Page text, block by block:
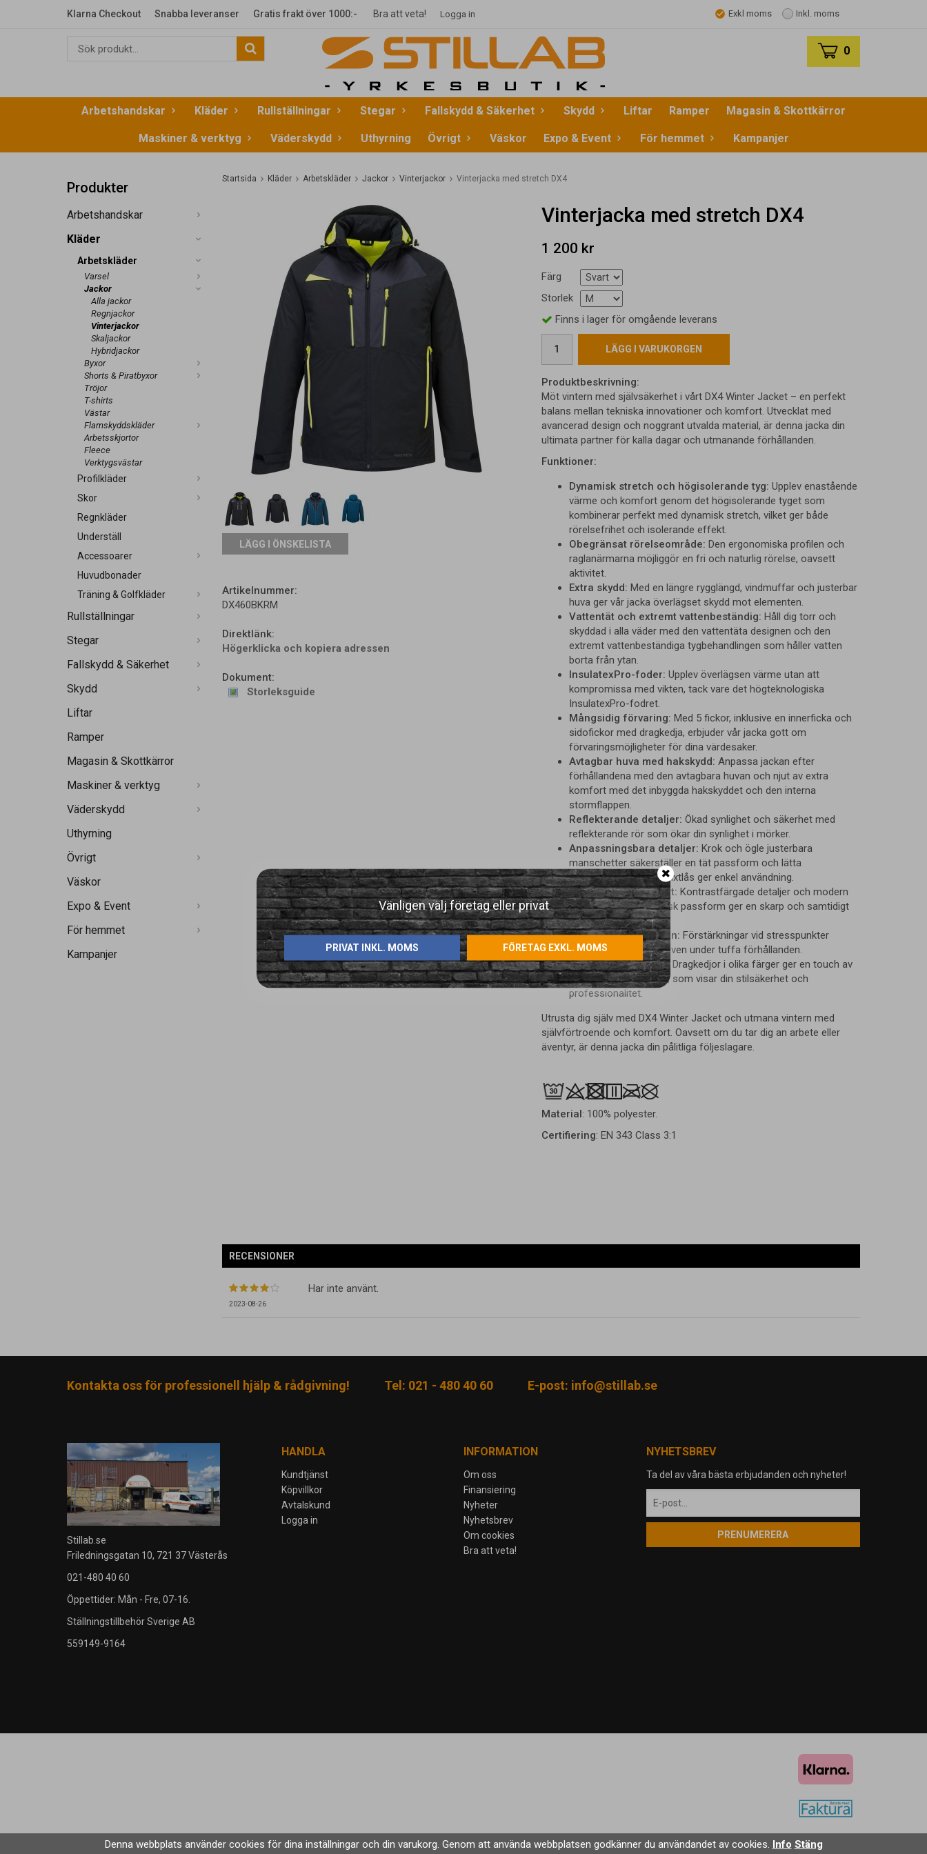
Klarna Checkout Snabba leveranser Gratis frakt över 1000:- Bra att veta! Logga in Exkl moms Inkl. moms
0
Arbetshandskar Kläder Rullställningar Stegar Fallskydd & Säkerhet Skydd Liftar Ramper Magasin & Skottkärror
Maskiner & verktyg Väderskydd Uthyrning Övrigt Väskor Expo & Event För hemmet Kampanjer
Produkter
Arbetshandskar
Kläder
Arbetskläder
Varsel
Jackor
Alla jackor
Regnjackor
Vinterjackor
Skaljackor
Hybridjackor
Byxor
Shorts & Piratbyxor
Tröjor
T-shirts
Västar
Flamskyddskläder
Arbetsskjortor
Fleece
Verktygsvästar
Profilkläder
Skor
Regnkläder
Underställ
Accessoarer
Huvudbonader
Träning & Golfkläder
Rullställningar
Stegar
Fallskydd & Säkerhet
Skydd
Liftar
Ramper
Magasin & Skottkärror
Maskiner & verktyg
Väderskydd
Uthyrning
Övrigt
Väskor
Expo & Event
För hemmet
Kampanjer
Startsida Kläder Arbetskläder Jackor Vinterjackor Vinterjacka med stretch DX4
Vänligen välj företag eller privat
PRIVAT INKL. MOMS FÖRETAG EXKL. MOMS
Vinterjacka med stretch DX4
1 200 kr
Färg
Storlek
Finns i lager för omgående leverans
LÄGG I VARUKORGEN
Produktbeskrivning:
Möt vintern med självsäkerhet i vårt DX4 Winter Jacket – en perfekt
balans mellan tekniska innovationer och komfort. Utvecklat med
avancerad design och noggrant utvalda material, är denna jacka din
ultimata partner för kalla dagar och utmanande förhållanden.
Funktioner:
Dynamisk stretch och högisolerande tyg: Upplev enastående
värme och komfort genom det högisolerande tyget som
kombinerar perfekt med dynamisk stretch, vilket ger både
rörelsefrihet och isolerande effekt.
Obegränsat rörelseområde: Den ergonomiska profilen och
raglanärmarna möjliggör en fri och naturlig rörelse, oavsett
aktivitet.
Extra skydd: Med en längre rygglängd, vindmuffar och justerbar
huva ger vår jacka överlägset skydd mot elementen.
Vattentät och extremt vattenbeständig: Håll dig torr och
skyddad i alla väder med den vattentäta designen och den
extremt vattenbeständiga tygbehandlingen som håller vatten
borta från ytan.
InsulatexPro-foder: Upplev överlägsen värme utan att
kompromissa med vikten, tack vare det högteknologiska
InsulatexPro-fodret.
Mångsidig förvaring: Med 5 fickor, inklusive en innerficka och
sidofickor med dragkedja, erbjuder vår jacka gott om
förvaringsmöjligheter för dina värdesaker.
Avtagbar huva med hakskydd: Anpassa jackan efter
förhållandena med den avtagbara huvan och njut av extra
komfort med det inbyggda hakskyddet och den interna
stormflappen.
Reflekterande detaljer: Ökad synlighet och säkerhet med
reflekterande rör som ökar din synlighet i mörker.
Anpassningsbara detaljer: Krok och ögle justerbara
manschetter säkerställer en tät passform och lätta
greppdragare på alla blixtlås ger enkel användning.
Stil och funktionalitet: Kontrastfärgade detaljer och modern
design med ergonomisk passform ger en skarp och samtidigt
bekväm look.
Förstärkt konstruktion: Förstärkningar vid stresspunkter
garanterar hållbarhet även under tuffa förhållanden.
Varumärkesdetaljer:Dragkedjor i olika färger ger en touch av
företagets varumärke, som visar din stilsäkerhet och
professionalitet.
Utrusta dig själv med DX4 Winter Jacket och utmana vintern med
självförtroende och komfort. Oavsett om du tar dig an arbete eller
äventyr, är denna jacka din pålitliga följeslagare.
Material: 100% polyester.
Certifiering: EN 343 Class 3:1
LÄGG I ÖNSKELISTA
Artikelnummer:
DX460BKRM
Direktlänk:
Högerklicka och kopiera adressen
Dokument:
Storleksguide
RECENSIONER
2023-08-26
Har inte använt.
Kontakta oss för professionell hjälp & rådgivning! Tel: 021 - 480 40 60 E-post: info@stillab.se
Stillab.se
Friledningsgatan 10, 721 37 Västerås
021-480 40 60
Öppettider: Mån - Fre, 07-16.
Ställningstillbehör Sverige AB
559149-9164
HANDLA
Kundtjänst
Köpvillkor
Avtalskund
Logga in
INFORMATION
Om oss
Finansiering
Nyheter
Nyhetsbrev
Om cookies
Bra att veta!
NYHETSBREV
Ta del av våra bästa erbjudanden och nyheter!
PRENUMERERA
Denna webbplats använder cookies för dina inställningar och din varukorg. Genom att använda webbplatsen godkänner du användandet av cookies. Info Stäng